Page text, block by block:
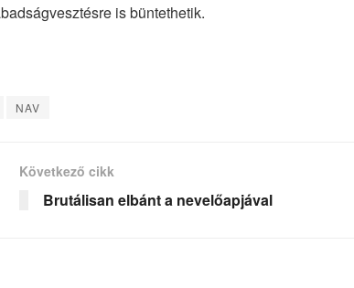
is büntethetik.
NAV
Következő cikk
Brutálisan elbánt a nevelőapjával